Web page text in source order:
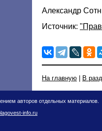
Александр
Источник:
На главную В
авторов отдельных материалов.
info.ru